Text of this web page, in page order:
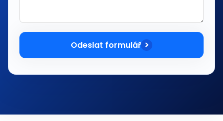
Odeslat formulář